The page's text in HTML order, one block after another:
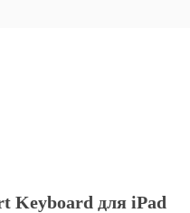
Keyboard для iPad